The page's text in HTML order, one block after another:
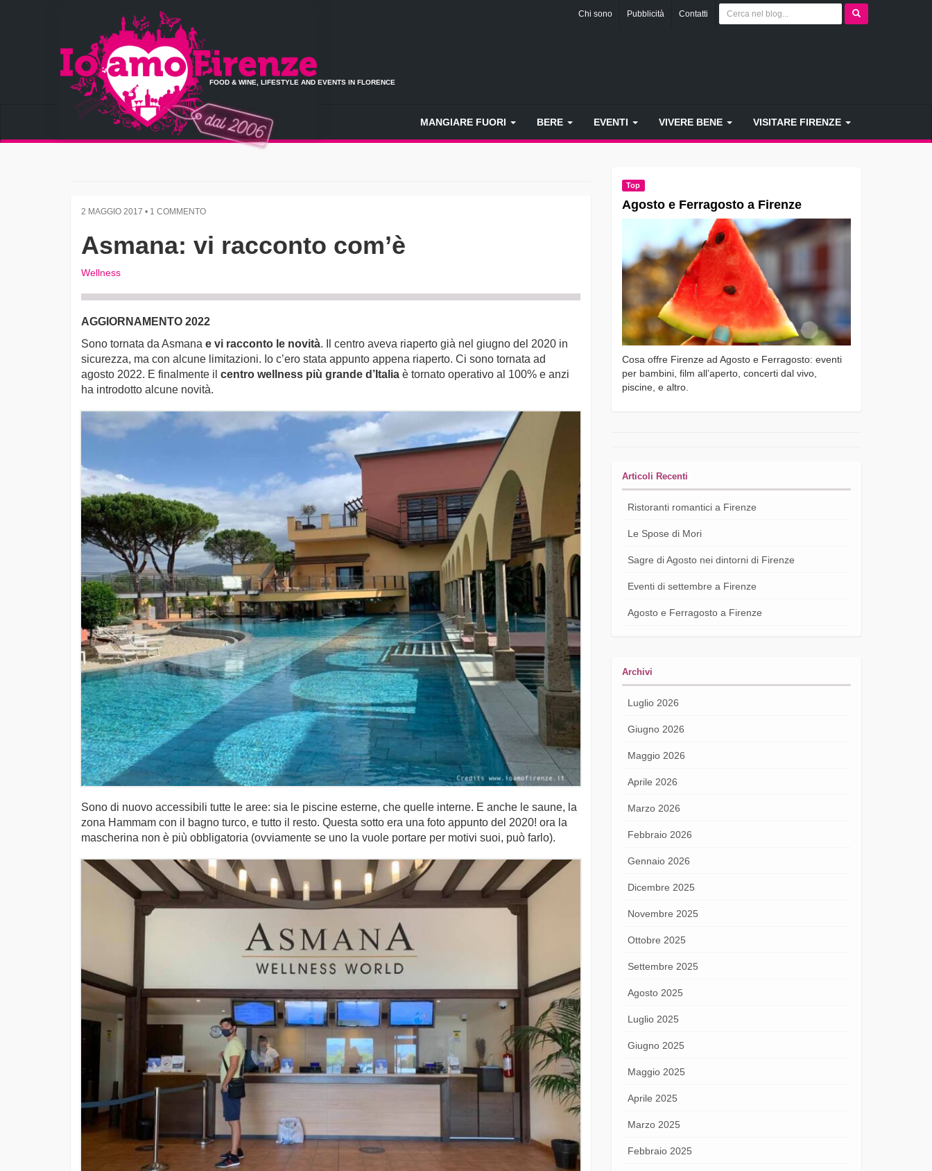
Chi sono Pubblicità Contatti
FOOD & WINE, LIFESTYLE AND EVENTS IN FLORENCE
MANGIARE FUORI BERE EVENTI VIVERE BENE VISITARE FIRENZE
2 MAGGIO 2017 • 1 COMMENTO
Asmana: vi racconto com’è
Wellness
AGGIORNAMENTO 2022
Sono tornata da Asmana e vi racconto le novità. Il centro aveva riaperto già nel giugno del 2020 in
sicurezza, ma con alcune limitazioni. Io c’ero stata appunto appena riaperto. Ci sono tornata ad
agosto 2022. E finalmente il centro wellness più grande d’Italia è tornato operativo al 100% e anzi
ha introdotto alcune novità.
Sono di nuovo accessibili tutte le aree: sia le piscine esterne, che quelle interne. E anche le saune, la
zona Hammam con il bagno turco, e tutto il resto. Questa sotto era una foto appunto del 2020! ora la
mascherina non è più obbligatoria (ovviamente se uno la vuole portare per motivi suoi, può farlo).
Top
Agosto e Ferragosto a Firenze
Cosa offre Firenze ad Agosto e Ferragosto: eventi
per bambini, film all’aperto, concerti dal vivo,
piscine, e altro.
Articoli Recenti
Ristoranti romantici a Firenze
Le Spose di Mori
Sagre di Agosto nei dintorni di Firenze
Eventi di settembre a Firenze
Agosto e Ferragosto a Firenze
Archivi
Luglio 2026
Giugno 2026
Maggio 2026
Aprile 2026
Marzo 2026
Febbraio 2026
Gennaio 2026
Dicembre 2025
Novembre 2025
Ottobre 2025
Settembre 2025
Agosto 2025
Luglio 2025
Giugno 2025
Maggio 2025
Aprile 2025
Marzo 2025
Febbraio 2025